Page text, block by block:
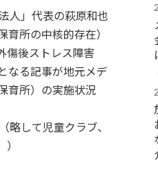
人」代表の萩原和也
所の中核的存在）
傷後ストレス障害
なる記事が地元メデ
育所）の実施状況
して児童クラブ、